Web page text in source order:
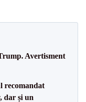
Avertisment
recomandat
dar și un